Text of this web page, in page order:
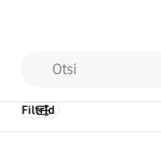
Filtrid